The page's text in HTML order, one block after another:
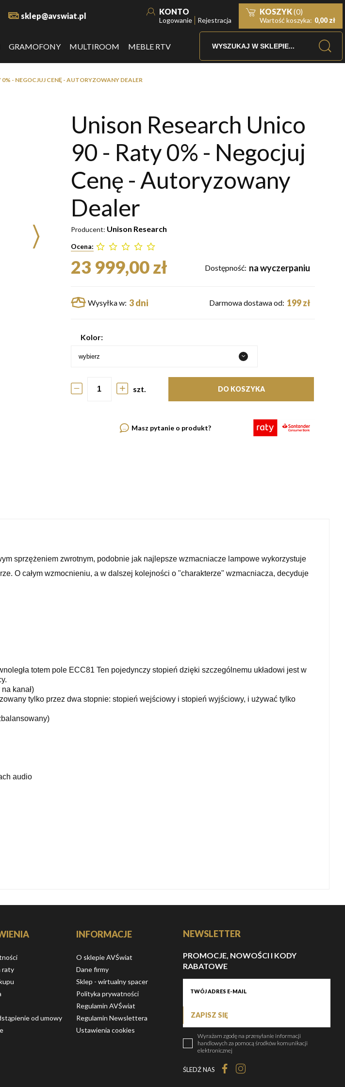
sklep@avswiat.pl KONTO
Logowanie Rejestracja
KOSZYK(0)
Wartość koszyka: 0,00 zł
GRAMOFONY MULTIROOM MEBLE RTV
- NEGOCJUJ CENĘ - AUTORYZOWANY DEALER
Unison Research Unico
90 - Raty 0% - Negocjuj
Cenę - Autoryzowany
Dealer
Producent: Unison Research
Ocena:
23 999,00 zł Dostępność: na wyczerpaniu
Wysyłka w: 3 dni Darmowa dostawa od: 199 zł
Kolor:
szt. DO KOSZYKA
Masz pytanie o produkt?
sprzężeniem zwrotnym, podobnie jak najlepsze wzmacniacze lampowe wykorzystuje
O całym wzmocnieniu, a w dalszej kolejności o "charakterze" wzmacniacza, decyduje
totem pole ECC81 Ten pojedynczy stopień dzięki szczególnemu układowi jest w
kanał)
tylko przez dwa stopnie: stopień wejściowy i stopień wyjściowy, i używać tylko
audio
raty
od umowy
INFORMACJE
O sklepie AVŚwiat
Dane firmy
Sklep - wirtualny spacer
Polityka prywatności
Regulamin AVŚwiat
Regulamin Newslettera
Ustawienia cookies
NEWSLETTER
PROMOCJE, NOWOŚCI I KODY
RABATOWE
ZAPISZ SIĘ
Wyrażam zgodę na przesyłanie informacji
handlowych za pomocą środków komunikacji
elektronicznej
ŚLEDŹ NAS